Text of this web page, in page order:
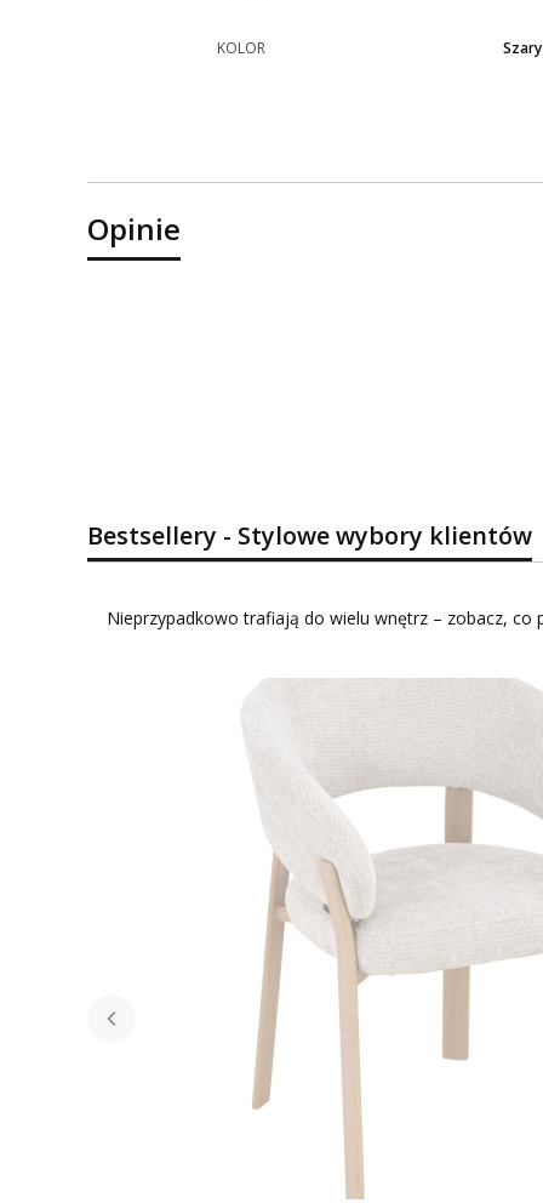
KOLOR Szary
Opinie
Bestsellery - Stylowe wybory klientów
Nieprzypadkowo trafiają do wielu wnętrz – zobacz, co